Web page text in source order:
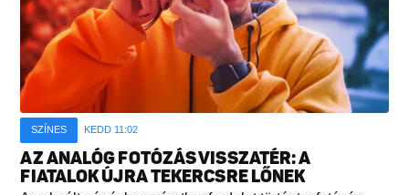
SZÍNES KEDD 11:02
AZ ANALÓG FOTÓZÁS VISSZATÉR: A
FIATALOK ÚJRA TEKERCSRE LŐNEK